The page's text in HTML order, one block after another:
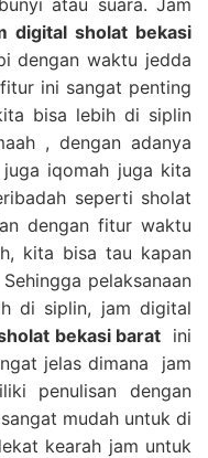
digital sholat bekasi
dengan waktu jedda
ini sangat penting
bisa lebih di siplin
, dengan adanya
iqomah juga kita
seperti sholat
dengan fitur waktu
kita bisa tau kapan
pelaksanaan
di siplin, jam digital
bekasi barat ini
jelas dimana jam
penulisan dengan
mudah untuk di
kearah jam untuk